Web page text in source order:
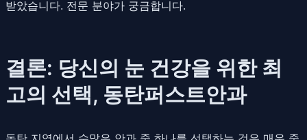
받았습니다. 전문 분야가 궁금합니다.
결론: 당신의 눈 건강을 위한 최
고의 선택, 동탄퍼스트안과